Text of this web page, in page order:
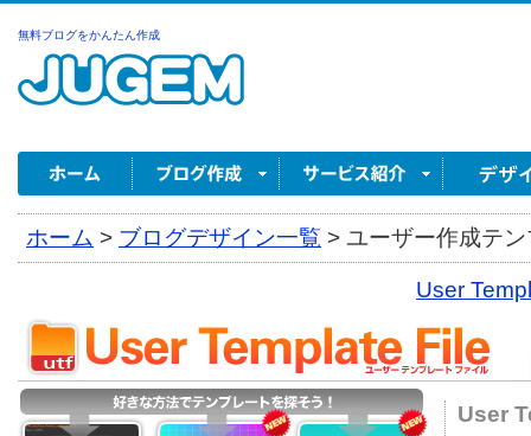
無料ブログをかんたん作成
ホーム > ブログデザイン一覧 > ユーザー作成テ
User
User